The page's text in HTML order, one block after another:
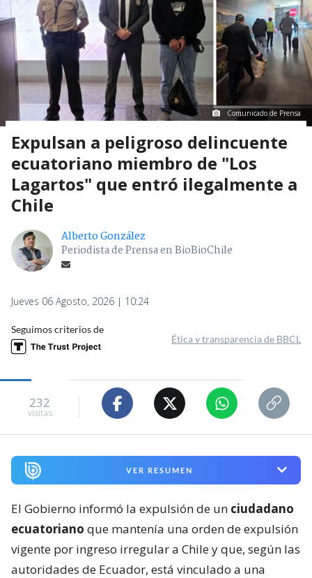
Comunicado de Prensa
Expulsan a peligroso delincuente
ecuatoriano miembro de "Los
Lagartos" que entró ilegalmente a
Chile
Alberto González
Periodista de Prensa en BioBioChile
Jueves 06 Agosto, 2026 | 10:24
Seguimos criterios de
Ética y transparencia de BBCL
232
visitas
VER RESUMEN
El Gobierno informó la expulsión de un ciudadano
ecuatoriano que mantenía una orden de expulsión
vigente por ingreso irregular a Chile y que, según las
autoridades de Ecuador, está vinculado a una